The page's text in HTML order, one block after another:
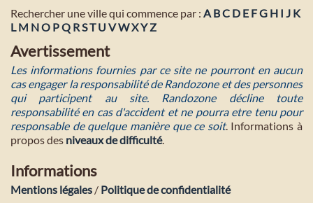
Rechercher une ville qui commence par : A BC D E FG H I J K
L M NO PQ RST U VWXYZ
Avertissement
Les informations fournies par ce site ne pourront en aucun
cas engager la responsabilité de Randozone et des personnes
qui participent au site. Randozone décline toute
responsabilité en cas d'accident et ne pourra etre tenu pour
responsable de quelque manière que ce soit. Informations à
propos des niveaux de difficulté.
Informations
Mentions légales / Politique de confidentialité